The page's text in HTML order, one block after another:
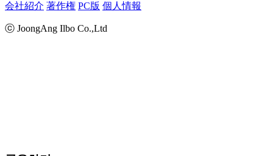
会社紹介 著作権 PC版 個人情報
ⓒ JoongAng Ilbo Co.,Ltd